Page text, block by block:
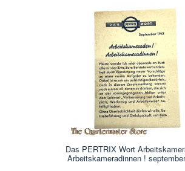
Das PERTRIX Wort
Arbeitskameradinnen !